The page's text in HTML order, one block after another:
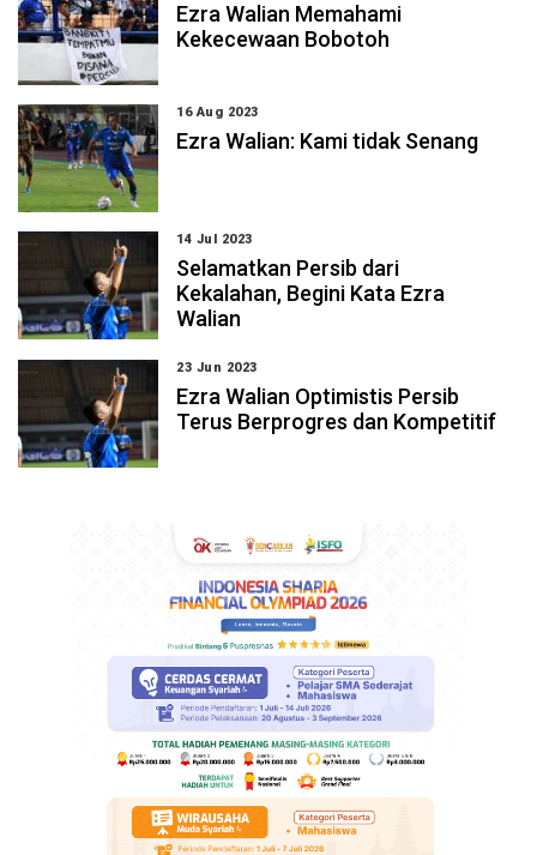
Ezra Walian Memahami
Kekecewaan Bobotoh
16 Aug 2023
Ezra Walian: Kami tidak Senang
14 Jul 2023
Selamatkan Persib dari
Kekalahan, Begini Kata Ezra
Walian
23 Jun 2023
Ezra Walian Optimistis Persib
Terus Berprogres dan Kompetitif